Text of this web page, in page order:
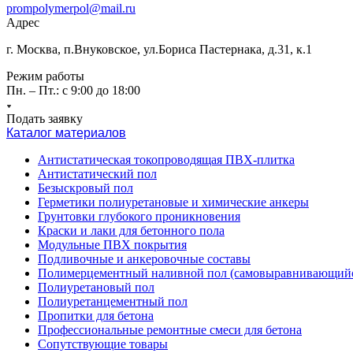
prompolymerpol@mail.ru
Адрес
г. Москва, п.Внуковское, ул.Бориса Пастернака, д.31, к.1
Режим работы
Пн. – Пт.: с 9:00 до 18:00
Подать заявку
Каталог материалов
Антистатическая токопроводящая ПВХ-плитка
Антистатический пол
Безыскровый пол
Герметики полиуретановые и химические анкеры
Грунтовки глубокого проникновения
Краски и лаки для бетонного пола
Модульные ПВХ покрытия
Подливочные и анкеровочные составы
Полимерцементный наливной пол
Полиуретановый пол
Полиуретанцементный пол
Пропитки для бетона
Профессиональные ремонтные смеси для бетона
Сопутствующие товары